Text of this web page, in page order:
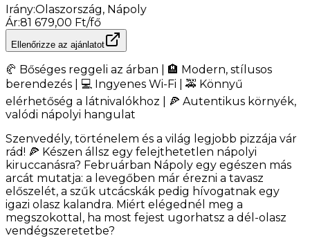
Irány:Olaszország, Nápoly
Ár:81 679,00 Ft/fő
Ellenőrizze az ajánlatot
🥐 Bőséges reggeli az árban | 🏨 Modern, stílusos
berendezés | 💻 Ingyenes Wi-Fi | 🚕 Könnyű
elérhetőség a látnivalókhoz | 🍕 Autentikus környék,
valódi nápolyi hangulat
Szenvedély, történelem és a világ legjobb pizzája vár
rád! 🍕 Készen állsz egy felejthetetlen nápolyi
kiruccanásra? Februárban Nápoly egy egészen más
arcát mutatja: a levegőben már érezni a tavasz
előszelét, a szűk utcácskák pedig hívogatnak egy
igazi olasz kalandra. Miért elégednél meg a
megszokottal, ha most fejest ugorhatsz a dél-olasz
vendégszeretetbe?